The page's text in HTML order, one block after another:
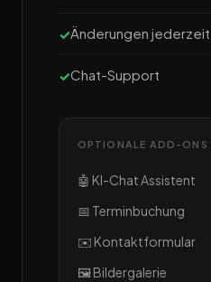
Änderungen
Chat-Support
OPTIONALE ADD-ONS
🤖 KI-Chat Assistent
📅 Terminbuchung
✉️ Kontaktformular
🖼️ Bildergalerie